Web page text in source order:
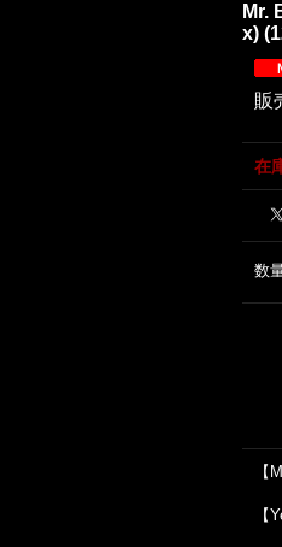
Mr.
x)
販
在
数
【
【